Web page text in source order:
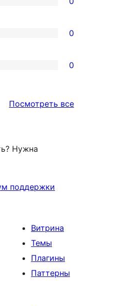
0
0
Посмотреть всеотзывы
Нужна
поддержки
Витрина
Темы
Плагины
Паттерны